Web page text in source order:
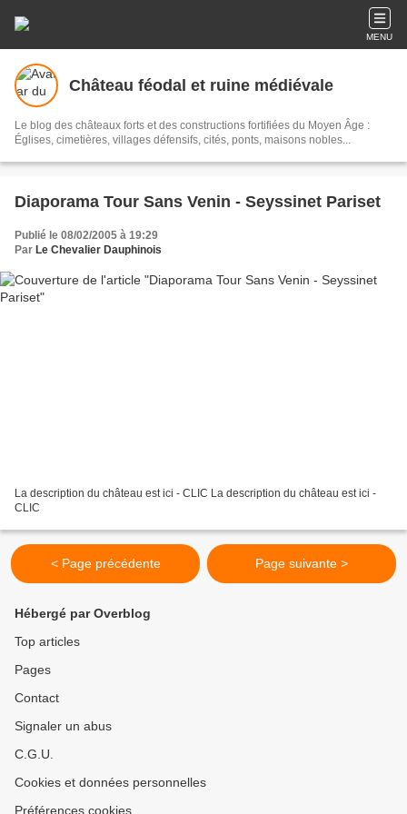
MENU
Château féodal et ruine médiévale
Le blog des châteaux forts et des constructions fortifiées du Moyen Âge :
Églises, cimetières, villages défensifs, cités, ponts, maisons nobles...
Diaporama Tour Sans Venin - Seyssinet Pariset
Publié le 08/02/2005 à 19:29
Par Le Chevalier Dauphinois
La description du château est ici - CLIC La description du château est ici -
CLIC
< Page précédente Page suivante >
Hébergé par Overblog
Top articles
Pages
Contact
Signaler un abus
C.G.U.
Cookies et données personnelles
Préférences cookies